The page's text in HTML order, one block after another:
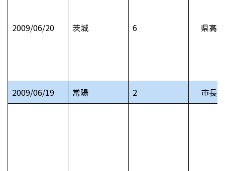
2009/06/20 茨城 6 県高
2009/06/19 常陽 2 市長